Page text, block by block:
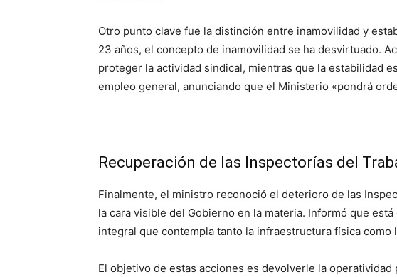
Otro punto clave fue la distinción entre inamovilidad y
23 años, el concepto de inamovilidad se ha desvirtuado.
proteger la actividad sindical, mientras que la estabilidad
empleo general, anunciando que el Ministerio «pondrá
Recuperación de las Inspectorías del
Finalmente, el ministro reconoció el deterioro de las
la cara visible del Gobierno en la materia. Informó que
integral que contempla tanto la infraestructura física como
El objetivo de estas acciones es devolverle la